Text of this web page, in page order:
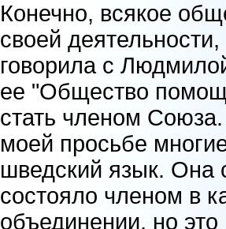
Конечно, всякое
своей
говорила с
ее "Общество
стать членом
моей просьбе
шведский язык. Она
состояло членом в
объединении, но